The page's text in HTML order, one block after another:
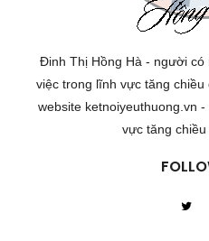
Đinh Thị Hồng Hà - người có
việc trong lĩnh vực tăng
website ketnoiyeuthuong.vn
vực tăng